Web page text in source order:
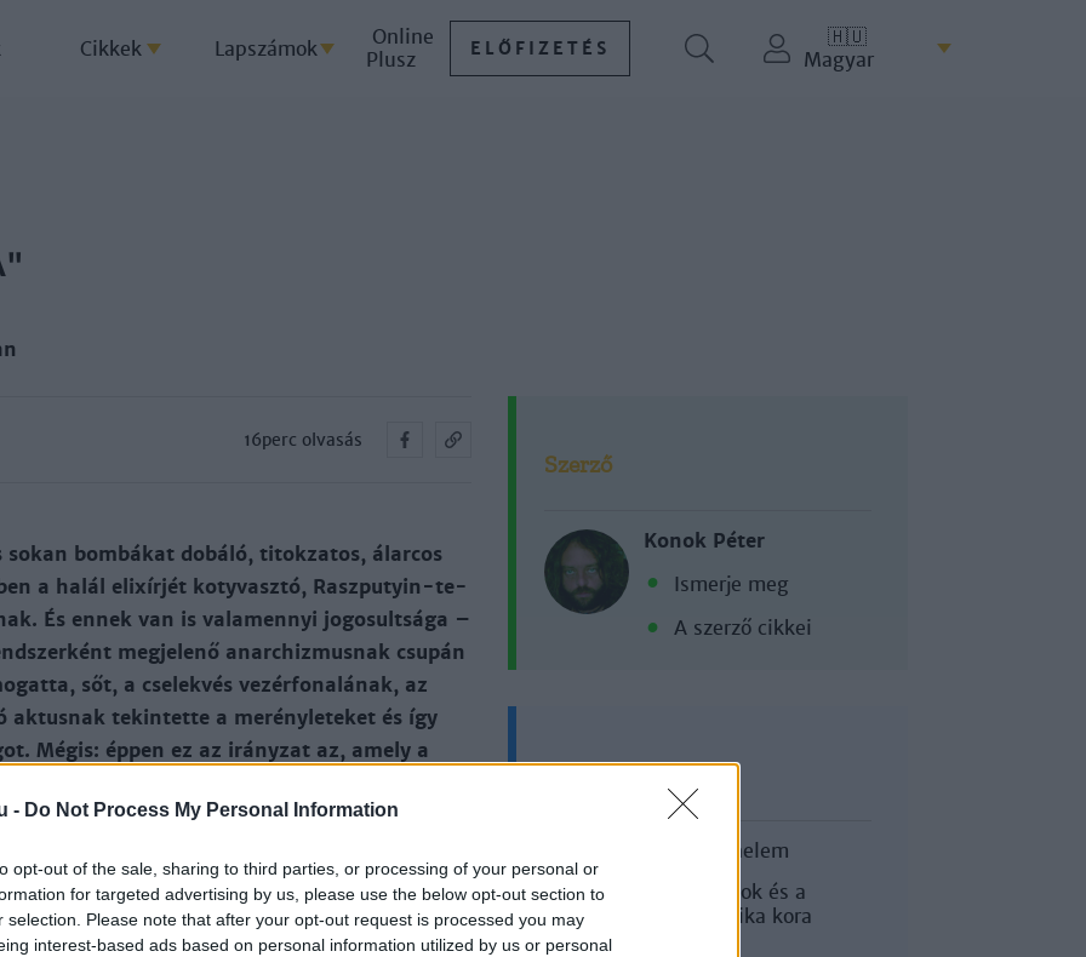
- Do Not Process My Personal Information
opt-out of the sale, sharing to third parties, or processing of your personal or
for targeted advertising by us, please use the below opt-out section to
selection. Please note that after your opt-out request is processed you may
interest-based ads based on personal information utilized by us or personal
Cikkek Lapszámok
Online
Plusz
ELŐFIZETÉS
🇭🇺
Magyar
16perc olvasás
bom­bá­kat do­bá­ló, ti­tok­za­tos, ál­ar­cos
a ha­lál eli­xír­jét koty­vasz­tó, Rasz­pu­tyin-­te­
És en­nek van is va­la­mennyi jo­go­sult­sá­ga –
meg­je­le­nő anar­chiz­mus­nak csu­pán
sőt, a cse­lek­vés ve­zér­fo­na­lá­nak, az
ak­tus­nak te­kin­tet­te a me­rény­le­te­ket és így
Mégis: ép­pen ez az irány­zat az, amely a
meg­le­pő mó­don – a ko­ra­be­li és mai mé­dia,
– a „tisz­ta szí­vű gyil­ko­sok” – az anar­chis­ta
gya­kor­ló egyes sze­mé­lyek
Szerző
Konok Péter
Ismerje meg
A szerző cikkei
Tananyag
Egyetemes történelem
A nemzetállamok és a
birodalmi politika kora